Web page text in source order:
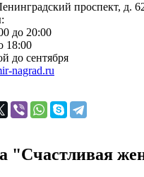
проспект, д.
до 20:00
18:00
до сентября
nagrad.ru
"Счастливая